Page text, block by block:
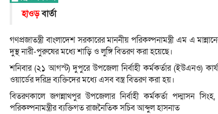
হাওড় বার্তা
গণপ্রজাতন্ত্রী বাংলাদেশ সরকারের মাননীয় পরিকল্পনামন্ত্রী এম এ
দুস্থ নারী-পুরুষের মধ্যে শাড়ি ও লুঙ্গি বিতরণ করা হয়েছে।
শনিবার (২১ আগস্ট) দুপুরে উপজেলা নির্বাহী কর্মকর্তার (ইউএনও)
ওয়ার্ডের দরিদ্র ব্যক্তিদের মধ্যে এসব বস্ত্র বিতরণ করা হয়।
বিতরণকালে জগন্নাথপুর উপজেলার নির্বাহী কর্মকর্তা পদ্মাসন
পরিকল্পনামন্ত্রীর ব্যক্তিগত রাজনৈতিক সচিব আব্দুল হাসনাত